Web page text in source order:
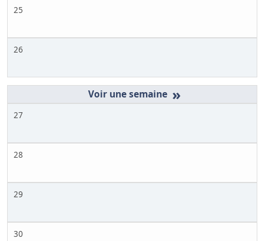
25
26
»
27
28
29
30